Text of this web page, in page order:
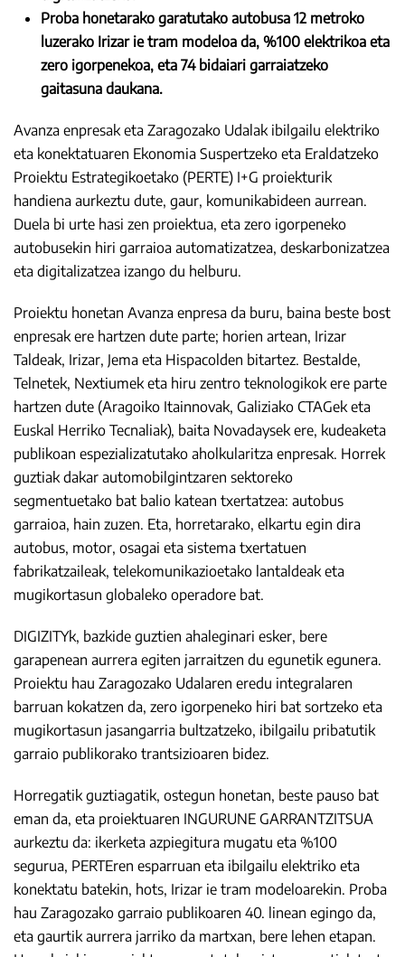
Proba honetarako garatutako autobusa 12 metroko
luzerako Irizar ie tram modeloa da, %100 elektrikoa eta
zero igorpenekoa, eta 74 bidaiari garraiatzeko
gaitasuna daukana.
Avanza enpresak eta Zaragozako Udalak ibilgailu elektriko
eta konektatuaren Ekonomia Suspertzeko eta Eraldatzeko
Proiektu Estrategikoetako (PERTE) I+G proiekturik
handiena aurkeztu dute, gaur, komunikabideen aurrean.
Duela bi urte hasi zen proiektua, eta zero igorpeneko
autobusekin hiri garraioa automatizatzea, deskarbonizatzea
eta digitalizatzea izango du helburu.
Proiektu honetan Avanza enpresa da buru, baina beste bost
enpresak ere hartzen dute parte; horien artean, Irizar
Taldeak, Irizar, Jema eta Hispacolden bitartez. Bestalde,
Telnetek, Nextiumek eta hiru zentro teknologikok ere parte
hartzen dute (Aragoiko Itainnovak, Galiziako CTAGek eta
Euskal Herriko Tecnaliak), baita Novadaysek ere, kudeaketa
publikoan espezializatutako aholkularitza enpresak. Horrek
guztiak dakar automobilgintzaren sektoreko
segmentuetako bat balio katean txertatzea: autobus
garraioa, hain zuzen. Eta, horretarako, elkartu egin dira
autobus, motor, osagai eta sistema txertatuen
fabrikatzaileak, telekomunikazioetako lantaldeak eta
mugikortasun globaleko operadore bat.
DIGIZITYk, bazkide guztien ahaleginari esker, bere
garapenean aurrera egiten jarraitzen du egunetik egunera.
Proiektu hau Zaragozako Udalaren eredu integralaren
barruan kokatzen da, zero igorpeneko hiri bat sortzeko eta
mugikortasun jasangarria bultzatzeko, ibilgailu pribatutik
garraio publikorako trantsizioaren bidez.
Horregatik guztiagatik, ostegun honetan, beste pauso bat
eman da, eta proiektuaren INGURUNE GARRANTZITSUA
aurkeztu da: ikerketa azpiegitura mugatu eta %100
segurua, PERTEren esparruan eta ibilgailu elektriko eta
konektatu batekin, hots, Irizar ie tram modeloarekin. Proba
hau Zaragozako garraio publikoaren 40. linean egingo da,
eta gaurtik aurrera jarriko da martxan, bere lehen etapan.